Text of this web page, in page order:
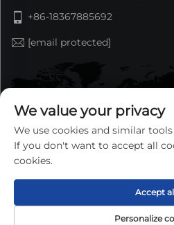
+86-18367885692
[email protected]
Bản quyền © 2025 bởi Công ty
Hàng Châu —Chính
We value your privacy
We use cookies and similar
If you don't want to accept all
cookies.
Personalize
Accept